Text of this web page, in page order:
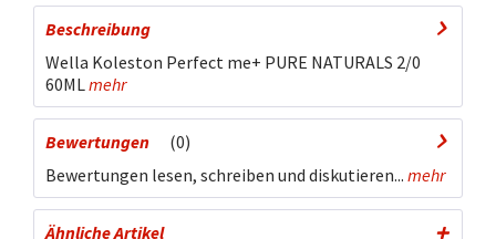
Beschreibung
Wella Koleston Perfect me+ PURE NATURALS 2/0
60ML mehr
Bewertungen
0
Bewertungen lesen, schreiben und diskutieren... mehr
Ähnliche Artikel